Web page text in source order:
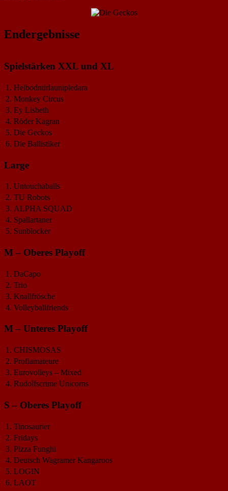
Endergebnisse
Spielstärken XXL und XL
1. Heibodntirlaunipledara
2. Monkey Circus
3. Ey Lisbeth
4. Röder Kagran
5. Die Geckos
6. Die Ballistiker
Large
1. Untouchaballs
2. TU Robots
3. ALPHA SQUAD
4. Spallartaner
5. Sunblocker
M – Oberes Playoff
1. DaCapo
2. Trio
3. Knallfrösche
4. Volleyballfriends
M – Unteres Playoff
1. CHISMOSAS
2. Profiamateure
3. Eurovolleys – Mixed
4. Rudolfscrime Unicorns
S – Oberes Playoff
1. Tinosaurier
2. Fridays
3. Pizza Funghi
4. Deutsch Wagramer Kangaroos
5. LOGIN
6. LAOT